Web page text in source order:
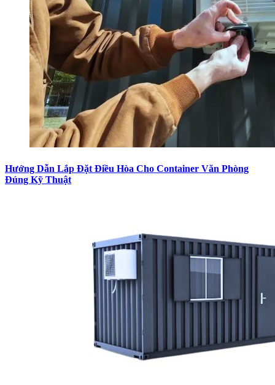
Hướng Dẫn Lắp Đặt Điều Hòa Cho Container Văn Phòng
Đúng Kỹ Thuật